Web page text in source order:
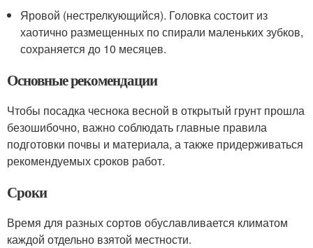
Яровой (нестрелкующийся). Головка состоит из
хаотично размещенных по спирали маленьких зубков,
сохраняется до 10 месяцев.
Основные рекомендации
Чтобы посадка чеснока весной в открытый грунт прошла
безошибочно, важно соблюдать главные правила
подготовки почвы и материала, а также придерживаться
рекомендуемых сроков работ.
Сроки
Время для разных сортов обуславливается климатом
каждой отдельно взятой местности.